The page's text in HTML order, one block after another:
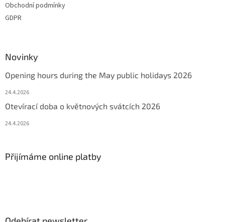
Obchodní podmínky
GDPR
Novinky
Opening hours during the May public holidays 2026
24.4.2026
Otevírací doba o květnových svátcích 2026
24.4.2026
Přijímáme online platby